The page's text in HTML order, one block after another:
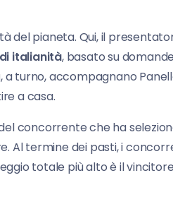
del pianeta. Qui, il
italianità, basato su
turno, accompagnano
a casa.
concorrente che ha
Al termine dei pasti, i
totale più alto è il